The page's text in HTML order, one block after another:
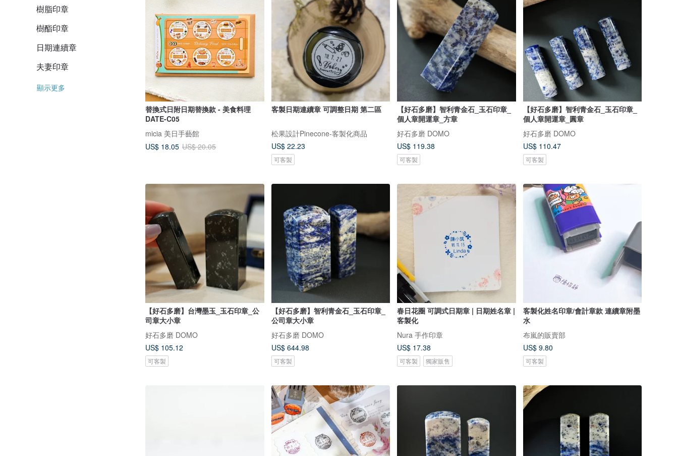
樹脂印章
樹酯印章
日期連續章
夫妻印章
顯示更多
替換式日附日期替換款 - 美食料理
DATE-C05
micia 美日手藝館
US$ 18.05 US$ 20.05
客製日期連續章 可調整日期 第二區
松果設計Pinecone-客製化商品
US$ 22.23
可客製
【好石多磨】智利青金石_玉石印章_
個人章開運章_方章
好石多磨 DOMO
US$ 119.38
可客製
【好石多磨】智利青金石_玉石印章_
個人章開運章_圓章
好石多磨 DOMO
US$ 110.47
可客製
【好石多磨】台灣墨玉_玉石印章_公
司章大小章
好石多磨 DOMO
US$ 105.12
可客製
【好石多磨】智利青金石_玉石印章_
公司章大小章
好石多磨 DOMO
US$ 644.98
可客製
春日花圈 可調式日期章 | 日期姓名章 |
客製化
Nura 手作印章
US$ 17.38
可客製 獨家販售
客製化姓名印章/會計章款 連續章附墨
水
布嵐的販賣部
US$ 9.80
可客製